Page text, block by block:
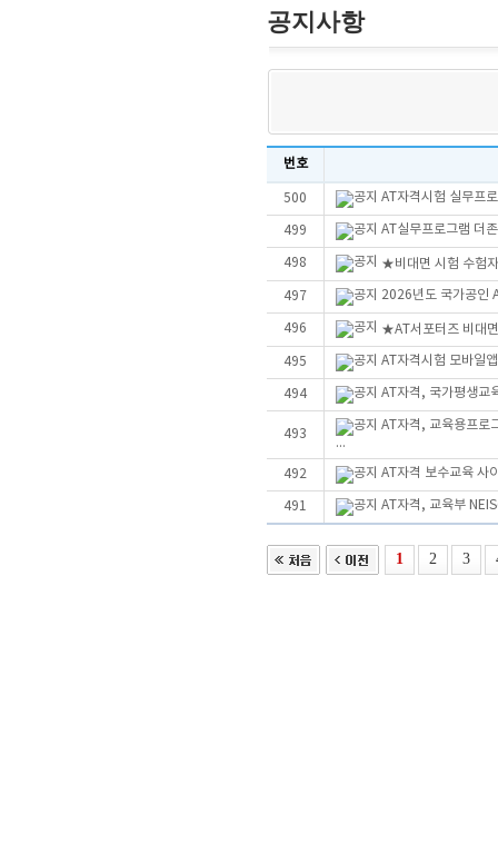
공지사항
번호
500 AT자격시험 실무프
499 AT실무프로그램 더
498 ★비대면 시험 수험
497 2026년도 국가공인
496 ★AT서포터즈 비대
495 AT자격시험 모바일
494 AT자격, 국가평생교
493
AT자격, 교육용프로
...
492 AT자격 보수교육 사
491 AT자격, 교육부
1 2 3